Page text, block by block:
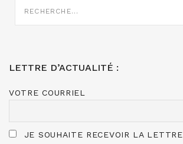
SUR
LETTRE D’ACTUALITÉ :
VOTRE COURRIEL
JE SOUHAITE RECEVOIR LA LETTRE